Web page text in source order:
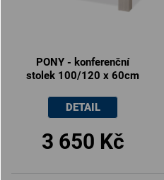
PONY - konferenční
stolek 100/120 x 60cm
3 650 Kč
DETAIL